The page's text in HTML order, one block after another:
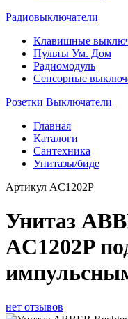
Радиовыключатели
Клавишные
Пульты Ум. Дом
Радиомодуль
Сенсорные
Розетки Выключатели
Главная
Каталоги
Сантехника
Унитазы/биде
Артикул AC1202P
Унитаз
AC1202P
нет отзывов